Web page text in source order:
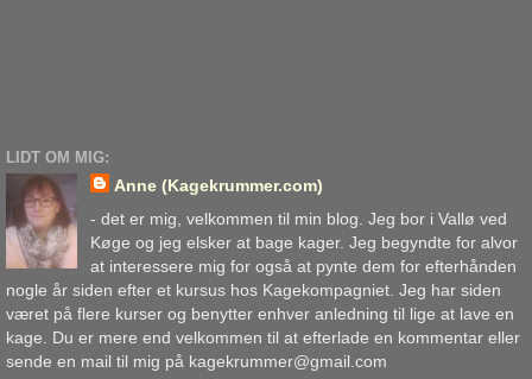
LIDT OM MIG:
Anne (Kagekrummer.com)
- det er mig, velkommen til min blog. Jeg bor i Vallø ved
Køge og jeg elsker at bage kager. Jeg begyndte for alvor
at interessere mig for også at pynte dem for efterhånden
nogle år siden efter et kursus hos Kagekompagniet. Jeg har siden
været på flere kurser og benytter enhver anledning til lige at lave en
kage. Du er mere end velkommen til at efterlade en kommentar eller
sende en mail til mig på kagekrummer@gmail.com